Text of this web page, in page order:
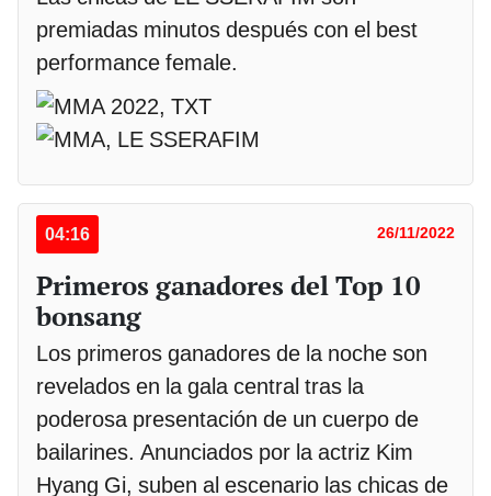
premiadas minutos después con el best
performance female.
04:16 26/11/2022
Primeros ganadores del Top 10
bonsang
Los primeros ganadores de la noche son
revelados en la gala central tras la
poderosa presentación de un cuerpo de
bailarines. Anunciados por la actriz Kim
Hyang Gi, suben al escenario las chicas de